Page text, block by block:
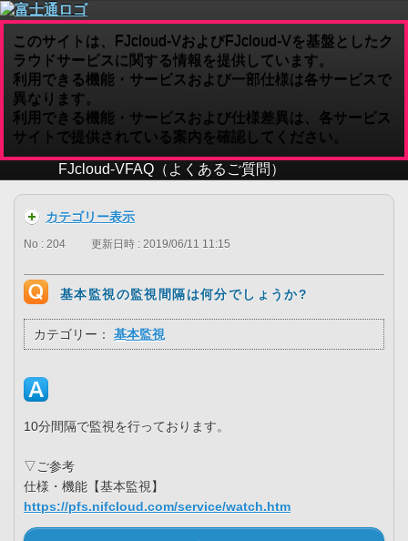
このサイトは、FJcloud-VおよびFJcloud-Vを基盤としたク
ラウドサービスに関する情報を提供しています。
利用できる機能・サービスおよび一部仕様は各サービスで
異なります。
利用できる機能・サービスおよび仕様差異は、各サービス
サイトで提供されている案内を確認してください。
FJcloud-VFAQ（よくあるご質問）
カテゴリー表示
No : 204 更新日時 : 2019/06/11 11:15
基本監視の監視間隔は何分でしょうか?
カテゴリー： 基本監視
10分間隔で監視を行っております。
▽ご参考
仕様・機能【基本監視】
https://pfs.nifcloud.com/service/watch.htm